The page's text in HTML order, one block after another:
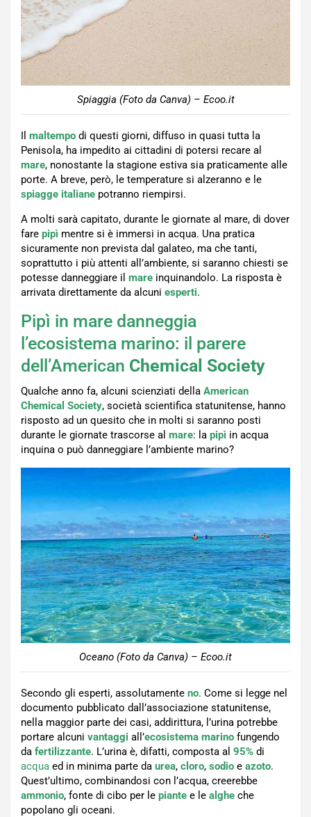
Spiaggia (Foto da Canva) – Ecoo.it
Il maltempo di questi giorni, diffuso in quasi tutta la
Penisola, ha impedito ai cittadini di potersi recare al
mare, nonostante la stagione estiva sia praticamente alle
porte. A breve, però, le temperature si alzeranno e le
spiagge italiane potranno riempirsi.
A molti sarà capitato, durante le giornate al mare, di dover
fare pipì mentre si è immersi in acqua. Una pratica
sicuramente non prevista dal galateo, ma che tanti,
soprattutto i più attenti all’ambiente, si saranno chiesti se
potesse danneggiare il mare inquinandolo. La risposta è
arrivata direttamente da alcuni esperti.
Pipì in mare danneggia
l’ecosistema marino: il parere
dell’American Chemical Society
Qualche anno fa, alcuni scienziati della American
Chemical Society, società scientifica statunitense, hanno
risposto ad un quesito che in molti si saranno posti
durante le giornate trascorse al mare: la pipì in acqua
inquina o può danneggiare l’ambiente marino?
Oceano (Foto da Canva) – Ecoo.it
Secondo gli esperti, assolutamente no. Come si legge nel
documento pubblicato dall’associazione statunitense,
nella maggior parte dei casi, addirittura, l’urina potrebbe
portare alcuni vantaggi all’ecosistema marino fungendo
da fertilizzante. L’urina è, difatti, composta al 95% di
acqua ed in minima parte da urea, cloro, sodio e azoto.
Quest’ultimo, combinandosi con l’acqua, creerebbe
ammonio, fonte di cibo per le piante e le alghe che
popolano gli oceani.